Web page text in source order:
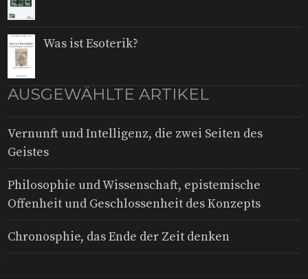
Was ist Esoterik?
AUSGEWÄHLTE ARTIKEL
Vernunft und Intelligenz, die zwei Seiten des
Geistes
Philosophie und Wissenschaft, epistemische
Offenheit und Geschlossenheit des Konzepts
Chronosphie, das Ende der Zeit denken